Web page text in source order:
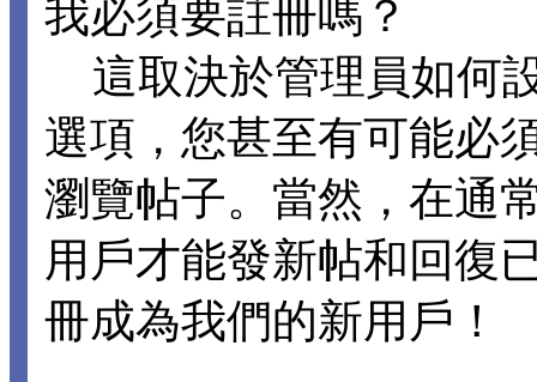
我必須要註冊嗎？
這取決於管理員如何
選項，您甚至有可能必
瀏覽帖子。當然，在通
用戶才能發新帖和回復
冊成為我們的新用戶！